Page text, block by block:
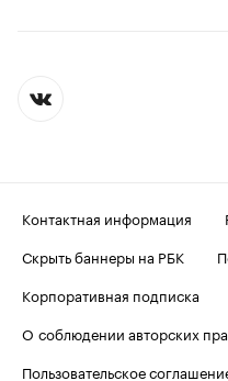
Контактная информация
Скрыть баннеры на РБК
Корпоративная подписка
О соблюдении авторских
Пользовательское